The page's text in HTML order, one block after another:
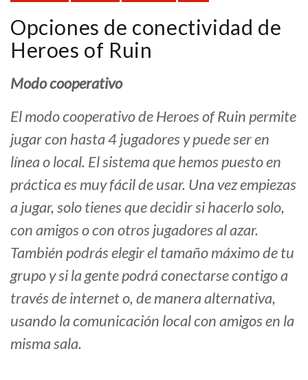
Opciones de conectividad de
Heroes of Ruin
Modo cooperativo
El modo cooperativo de Heroes of Ruin permite
jugar con hasta 4 jugadores y puede ser en
línea o local. El sistema que hemos puesto en
práctica es muy fácil de usar. Una vez empiezas
a jugar, solo tienes que decidir si hacerlo solo,
con amigos o con otros jugadores al azar.
También podrás elegir el tamaño máximo de tu
grupo y si la gente podrá conectarse contigo a
través de internet o, de manera alternativa,
usando la comunicación local con amigos en la
misma sala.